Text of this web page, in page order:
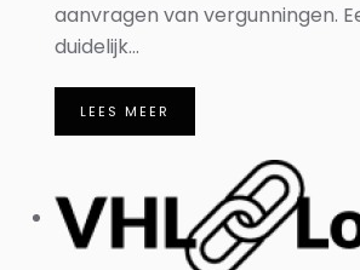
aanvragen van vergunningen.
duidelijk...
LEES MEER